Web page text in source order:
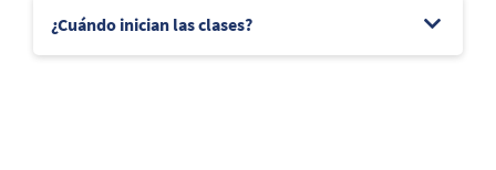
¿Cuándo inician las clases?